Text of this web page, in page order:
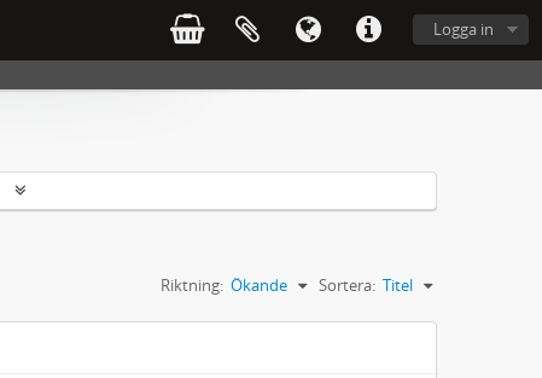
Logga in
Sortera: Titel
Riktning: Ökande